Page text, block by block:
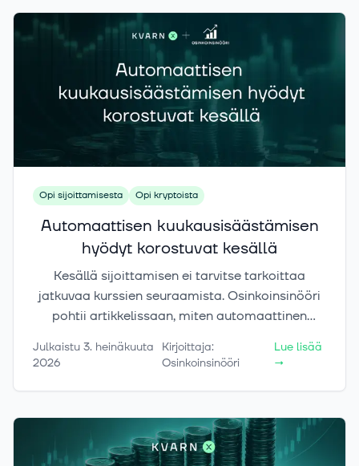
Opi sijoittamisesta Opi kryptoista
Automaattisen kuukausisäästämisen
hyödyt korostuvat kesällä
Kesällä sijoittamisen ei tarvitse tarkoittaa
jatkuvaa kurssien seuraamista. Osinkoinsinööri
pohtii artikkelissaan, miten automaattinen
sijoitussuunnitelman käynnissä myös silloin, kun
matkalla tai rannalla. Automaatio ei poista
sijoittamisen riskejä, mutta se voi tehdä
pitkäjänteisestä sijoittamisesta helpompaa ja
vähemmän riippuvaista yksittäisistä
Julkaistu 3. heinäkuuta
2026
Kirjoittaja:
Osinkoinsinööri
Lue lisää
→